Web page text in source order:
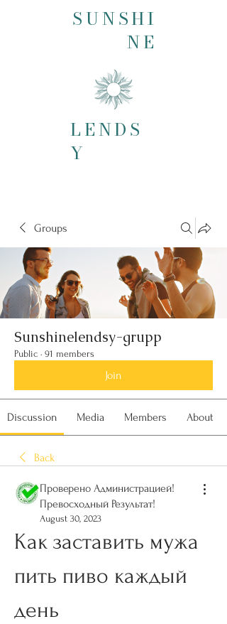
SUNSHI
NE
LENDS
Y
Groups
Sunshinelendsy-grupp
Public · 91 members
Join
Discussion Media Members About
Back
Проверено Администрацией!
Превосходный Результат!
August 30, 2023
Как заставить мужа
пить пиво каждый
день